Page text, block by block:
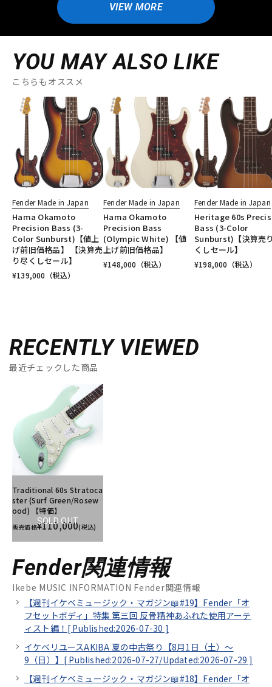
VIEW MORE
YOU MAY ALSO LIKE
こちらもオススメ
Fender Made in Japan
Hama Okamoto
Precision Bass (3-
Color Sunburst)【値上
げ前旧価格品】 【決算売
り尽くしセール】
¥139,000 （税込）
Fender Made in Japan
Hama Okamoto
Precision Bass
(Olympic White) 【値
上げ前旧価格品】
¥148,000 （税込）
Fender Made in Japan
Heritage 60s
Bass (3-Color
Sunburst)【決算売
くしセール】
¥198,000 （税込）
RECENTLY VIEWED
最近チェックした商品
SOLD OUT
Traditional 60s Stratoca
ster (Surf Green/Rosew
ood) 【特価】
販売価格¥110,000(税込)
Fender関連情報
Ikebe MUSIC INFORMATION Fender関連情報
【週刊イケベミュージック・マガジン📖#19】Fender「オ
フセットボディ」特集 第三回 反骨精神あふれた使用アーテ
ィスト編！[ Published:2026-07-30 ]
イケベリユースAKIBA 夏の中古祭り【8月1日（土）～
9（日）】[ Published:2026-07-27/Updated:2026-07-29 ]
【週刊イケベミュージック・マガジン📖#18】Fender「オ